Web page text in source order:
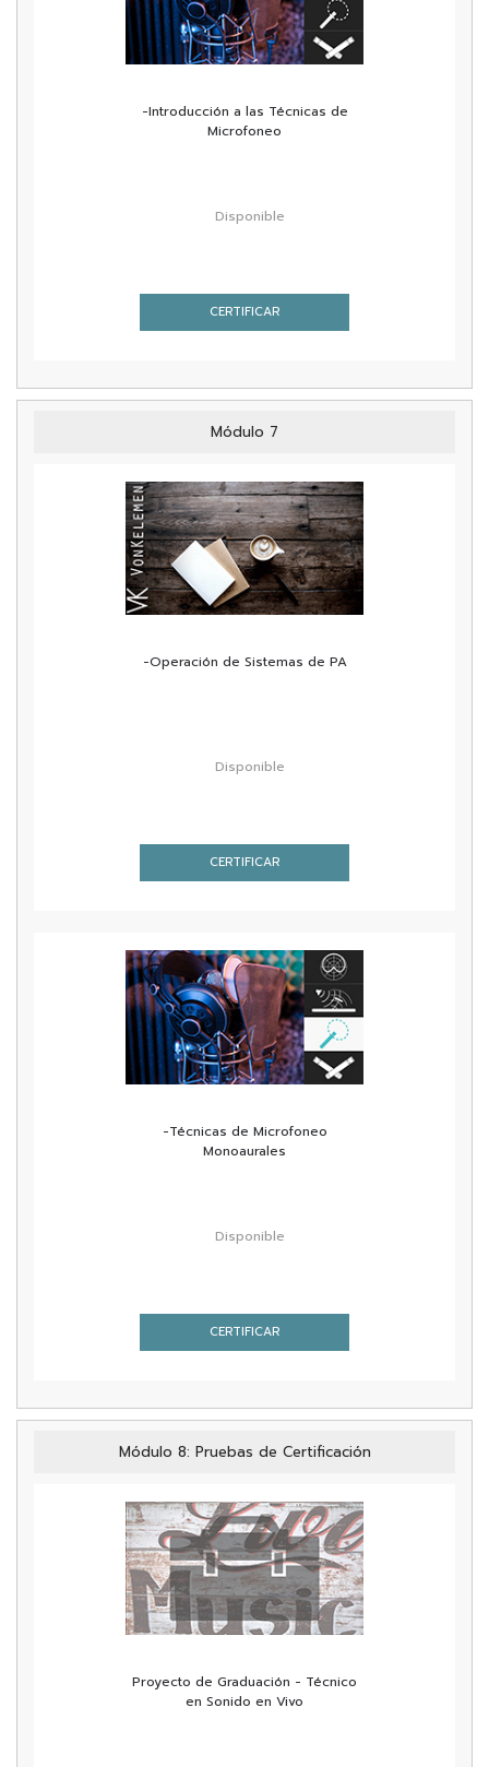
-Introducción a las Técnicas de
Microfoneo
Disponible
CERTIFICAR
Módulo 7
-Operación de Sistemas de PA
Disponible
CERTIFICAR
-Técnicas de Microfoneo
Monoaurales
Disponible
CERTIFICAR
Módulo 8: Pruebas de Certificación
Proyecto de Graduación - Técnico
en Sonido en Vivo